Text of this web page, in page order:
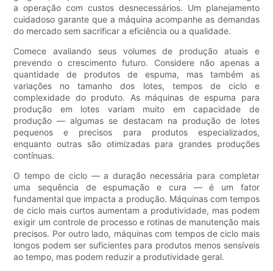
a operação com custos desnecessários. Um planejamento
cuidadoso garante que a máquina acompanhe as demandas
do mercado sem sacrificar a eficiência ou a qualidade.
Comece avaliando seus volumes de produção atuais e
prevendo o crescimento futuro. Considere não apenas a
quantidade de produtos de espuma, mas também as
variações no tamanho dos lotes, tempos de ciclo e
complexidade do produto. As máquinas de espuma para
produção em lotes variam muito em capacidade de
produção — algumas se destacam na produção de lotes
pequenos e precisos para produtos especializados,
enquanto outras são otimizadas para grandes produções
contínuas.
O tempo de ciclo — a duração necessária para completar
uma sequência de espumação e cura — é um fator
fundamental que impacta a produção. Máquinas com tempos
de ciclo mais curtos aumentam a produtividade, mas podem
exigir um controle de processo e rotinas de manutenção mais
precisos. Por outro lado, máquinas com tempos de ciclo mais
longos podem ser suficientes para produtos menos sensíveis
ao tempo, mas podem reduzir a produtividade geral.